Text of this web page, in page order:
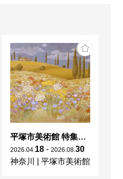
平塚市美術館 特集展 花の表現、その多様性／特別展示 新収蔵品展
2026 04 18 - 2026 08 30
神奈川
平塚市美術館